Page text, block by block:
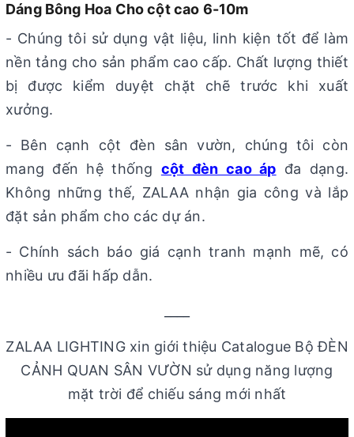
Dáng Bông Hoa Cho cột cao 6-10m
- Chúng tôi sử dụng vật liệu, linh kiện tốt để làm
nền tảng cho sản phẩm cao cấp. Chất lượng thiết
bị được kiểm duyệt chặt chẽ trước khi xuất
xưởng.
- Bên cạnh cột đèn sân vườn, chúng tôi còn
mang đến hệ thống cột đèn cao áp đa dạng.
Không những thế, ZALAA nhận gia công và lắp
đặt sản phẩm cho các dự án.
- Chính sách báo giá cạnh tranh mạnh mẽ, có
nhiều ưu đãi hấp dẫn.
ZALAA LIGHTING xin giới thiệu Catalogue Bộ ĐÈN
CẢNH QUAN SÂN VƯỜN sử dụng năng lượng
mặt trời để chiếu sáng mới nhất